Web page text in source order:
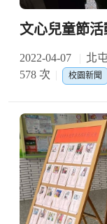
文心兒童節
2022-04-07 北
578 次
校園新聞